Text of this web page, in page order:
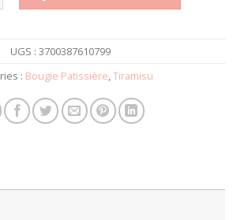
UGS : 3700387610799
: Bougie Patissière,Tiramisu